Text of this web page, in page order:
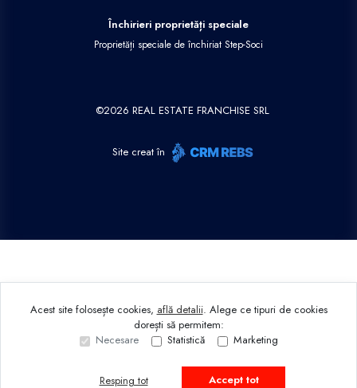
Închirieri proprietăți speciale
Proprietăți speciale de închiriat Step-Soci
©2026 REAL ESTATE FRANCHISE SRL
Site creat în
Acest site folosește cookies, află detalii. Alege ce tipuri de cookies
dorești să permitem:
Necesare
Statistică Marketing
Resping tot Accept tot